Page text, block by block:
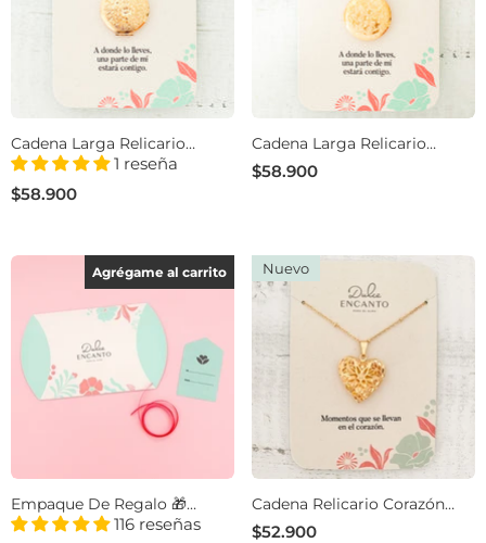
Cadena Larga Relicario
Redondo Jardín Floral
1 reseña
$58.900
Cadena Larga Relicario
Redondo Trazos Florales
$58.900
Agrégame al carrito
Empaque De Regalo 🎁
Gratis
116 reseñas
Nuevo
Cadena Relicario Corazón
Filigrana Con Significado
$52.900